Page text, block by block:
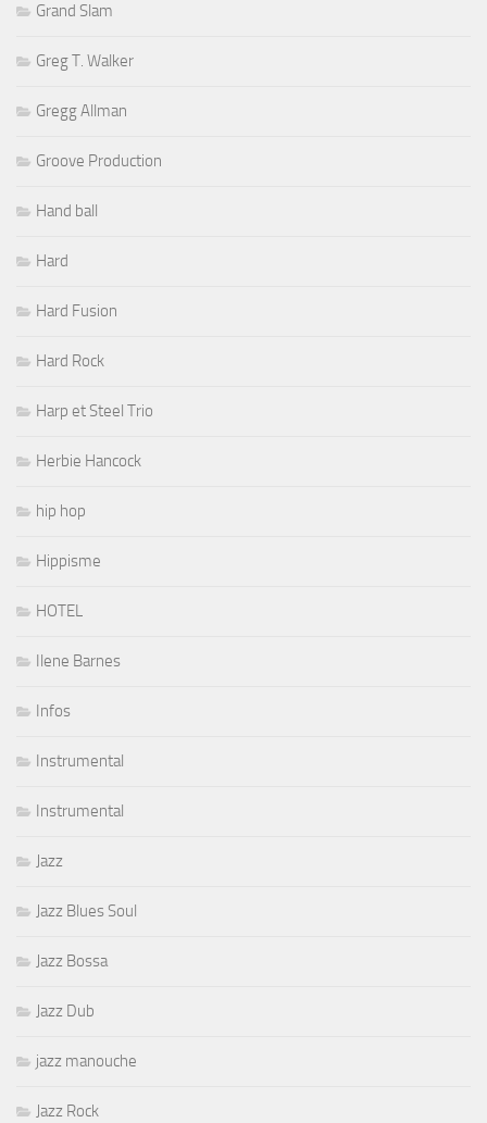
Grand Slam
Greg T. Walker
Gregg Allman
Groove Production
Hand ball
Hard
Hard Fusion
Hard Rock
Harp et Steel Trio
Herbie Hancock
hip hop
Hippisme
HOTEL
Ilene Barnes
Infos
Instrumental
Instrumental
Jazz
Jazz Blues Soul
Jazz Bossa
Jazz Dub
jazz manouche
Jazz Rock